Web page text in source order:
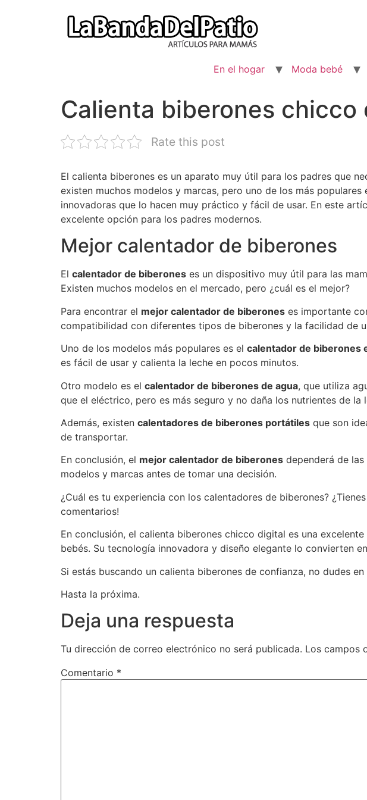
En el hogar Moda bebé
Calienta biberones chicco
Rate this post
El calienta biberones es un aparato muy útil para los padres que
existen muchos modelos y marcas, pero uno de los más
innovadoras que lo hacen muy práctico y fácil de usar. En este
excelente opción para los padres modernos.
Mejor calentador de biberones
El calentador de biberones es un dispositivo muy útil para las
Existen muchos modelos en el mercado, pero ¿cuál es el mejor?
Para encontrar el mejor calentador de biberones es importante
compatibilidad con diferentes tipos de biberones y la facilidad de
Uno de los modelos más populares es el calentador de biberones
es fácil de usar y calienta la leche en pocos minutos.
Otro modelo es el calentador de biberones de agua, que utiliza
que el eléctrico, pero es más seguro y no daña los nutrientes de la
Además, existen calentadores de biberones portátiles que son
de transportar.
En conclusión, el mejor calentador de biberones dependerá de
modelos y marcas antes de tomar una decisión.
¿Cuál es tu experiencia con los calentadores de biberones?
comentarios!
En conclusión, el calienta biberones chicco digital es una
bebés. Su tecnología innovadora y diseño elegante lo convierten
Si estás buscando un calienta biberones de confianza, no dudes
Hasta la próxima.
Deja una respuesta
Tu dirección de correo electrónico no será publicada. Los campos
Comentario *